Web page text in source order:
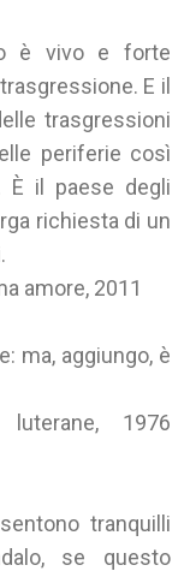
è vivo e forte
E il
trasgressioni
periferie così
È il paese degli
richiesta di un
amore, 2011
ma, aggiungo, è
1976
tranquilli
se questo